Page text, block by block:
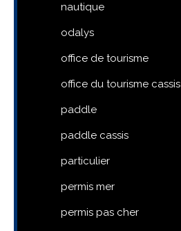
nautique
odalys
office de tourisme
office du tourisme cassis
paddle
paddle cassis
particulier
permis mer
permis pas cher